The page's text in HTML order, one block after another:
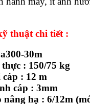
thuật chi tiết :
30m
: 150/75 kg
cáp : 12 m
cáp : 3mm
nâng hạ : 6/12m